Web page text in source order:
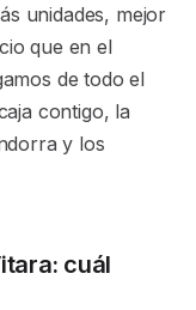
unidades, mejor
que en el
de todo el
contigo, la
y los
cuál